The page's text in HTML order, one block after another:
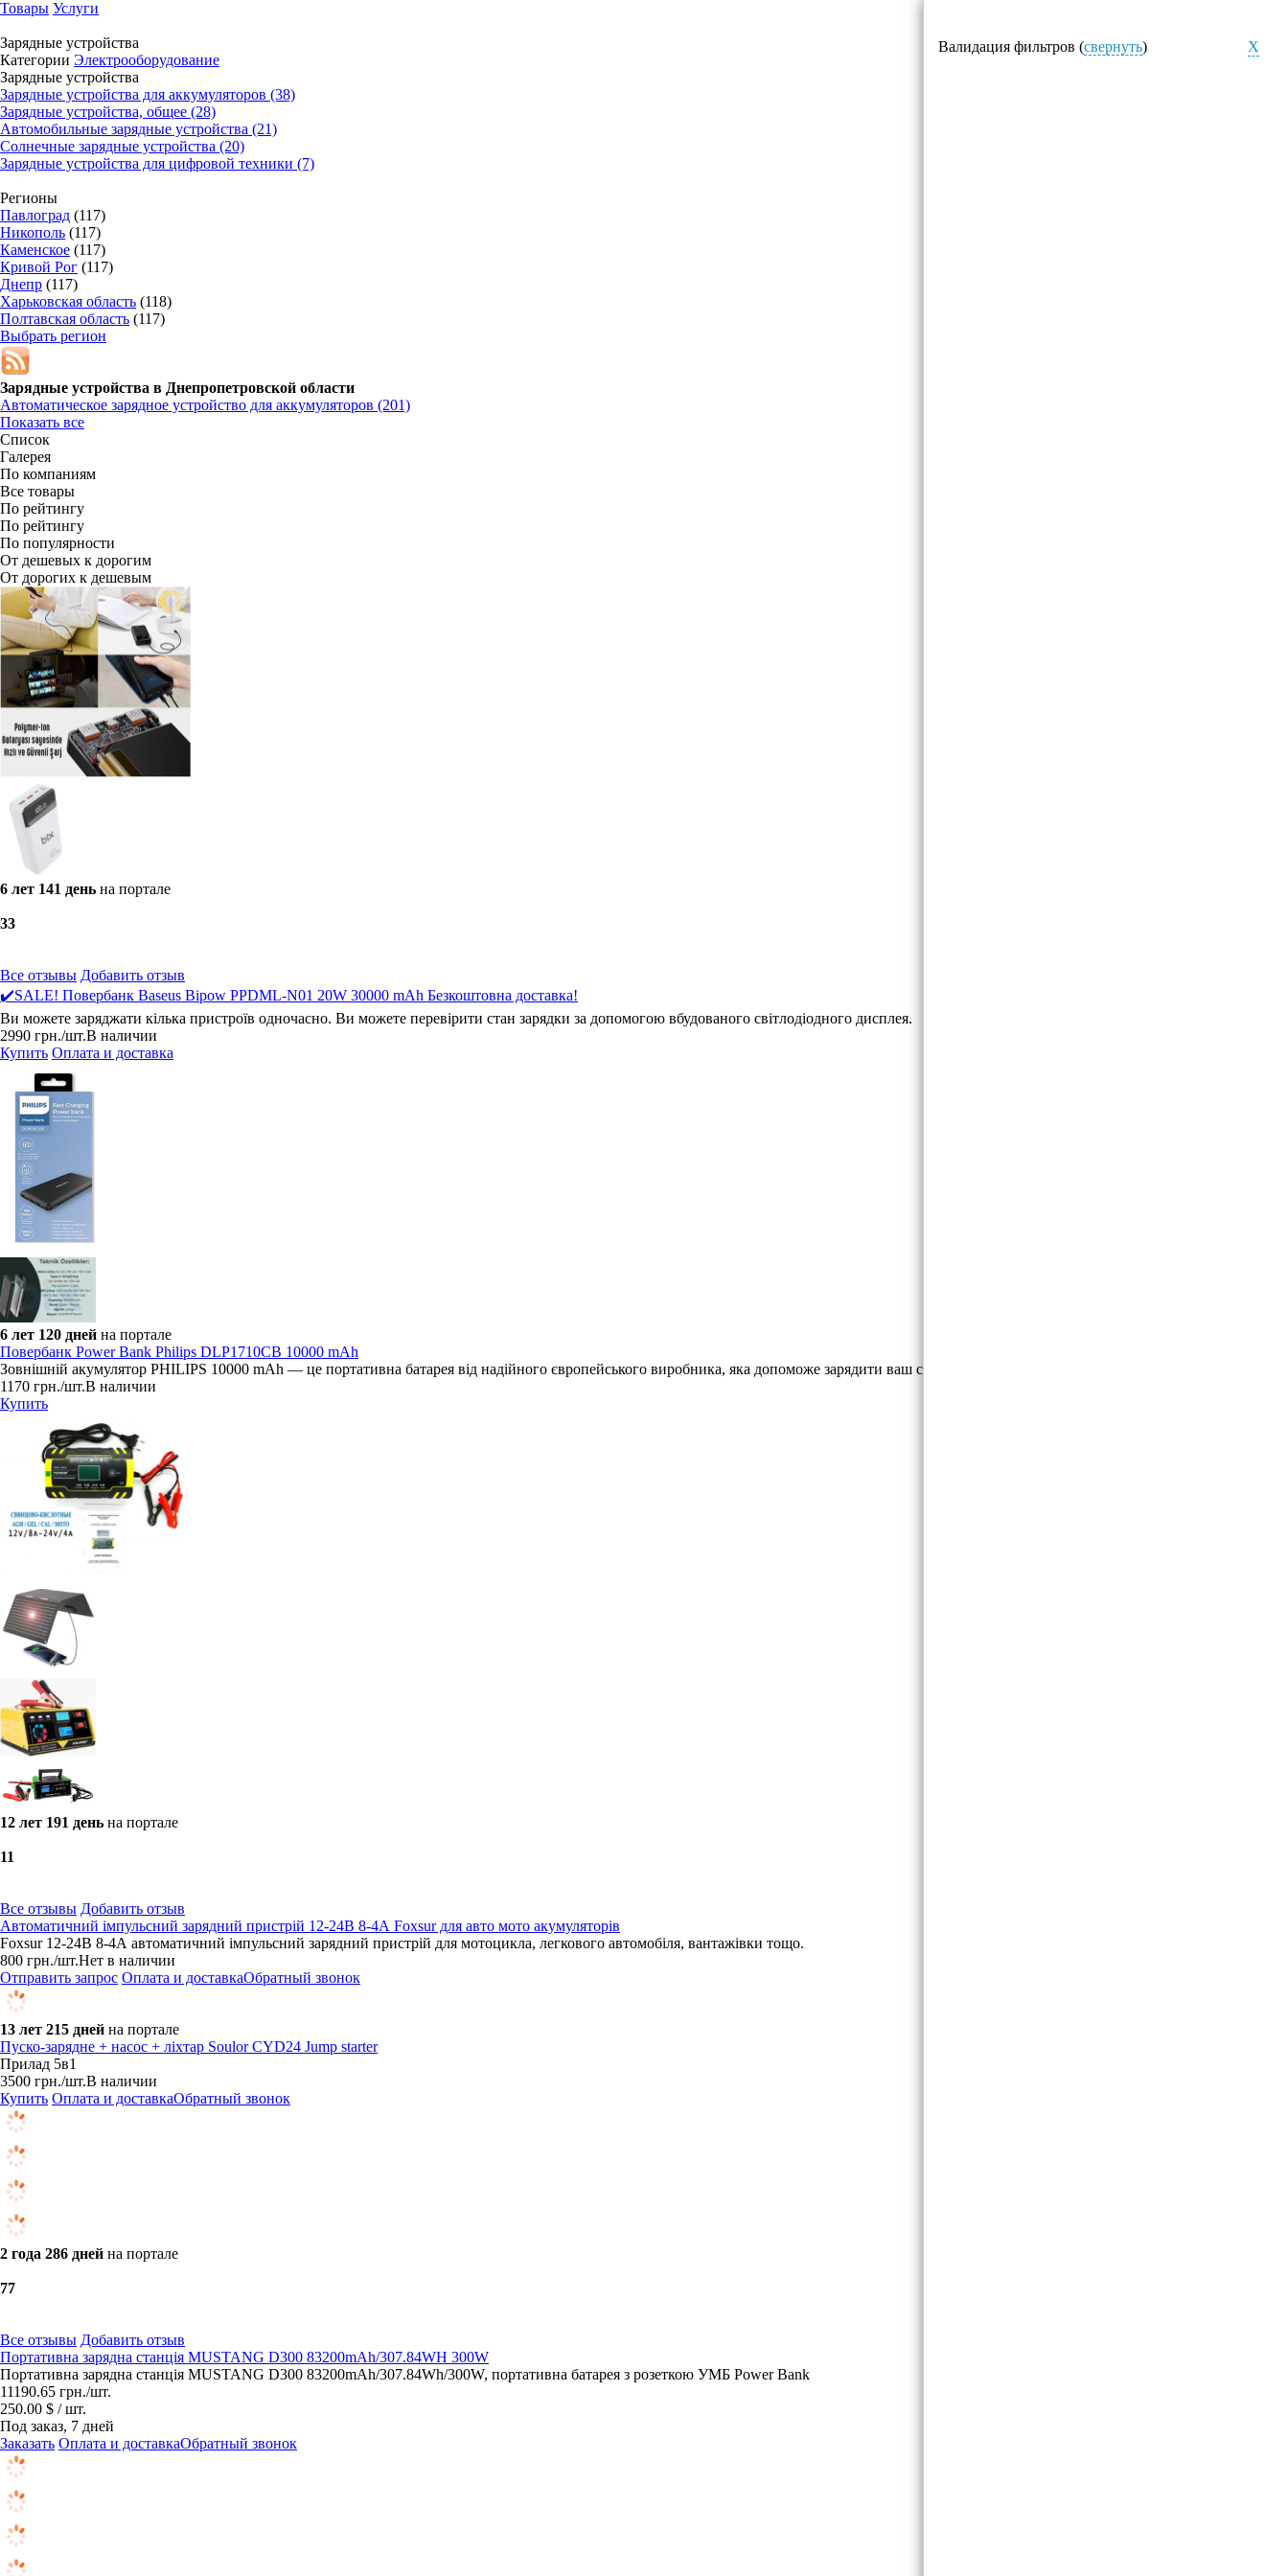
Товары Услуги
Зарядные устройства Валидация фильтров (свернуть)
X
Категории Электрооборудование
Зарядные устройства
Зарядные устройства для аккумуляторов (38)
Зарядные устройства, общее (28)
Автомобильные зарядные устройства (21)
Солнечные зарядные устройства (20)
Зарядные устройства для цифровой техники (7)
Регионы
Павлоград (117)
Никополь (117)
Каменское (117)
Кривой Рог (117)
Днепр (117)
Харьковская область (118)
Полтавская область (117)
Выбрать регион
Зарядные устройства в Днепропетровской области
Автоматическое зарядное устройство для аккумуляторов (201)
Показать все
Список
Галерея
По компаниям
Все товары
По рейтингу
По рейтингу
По популярности
От дешевых к дорогим
От дорогих к дешевым
6 лет 141 день на портале
33
Все отзывы Добавить отзыв
✔️SALE! Повербанк Baseus Bipow PPDML-N01 20W 30000 mAh Безкоштовна доставка!
Ви можете заряджати кілька пристроїв одночасно. Ви можете перевірити стан зарядки за допомогою вбудованого світлодіодного дисплея.
2990 грн./шт.В наличии
Купить Оплата и доставка
6 лет 120 дней на портале
Повербанк Power Bank Philips DLP1710CB 10000 mAh
Зовнішній акумулятор PHILIPS 10000 mAh — це портативна батарея від надійного європейського виробника, яка допоможе зарядити ваш смартфон або планшет
1170 грн./шт.В наличии
Купить
12 лет 191 день на портале
11
Все отзывы Добавить отзыв
Автоматичний імпульсний зарядний пристрій 12-24В 8-4А Foxsur для авто мото акумуляторів
Foxsur 12-24В 8-4А автоматичний імпульсний зарядний пристрій для мотоцикла, легкового автомобіля, вантажівки тощо.
800 грн./шт.Нет в наличии
Отправить запрос Оплата и доставкаОбратный звонок
13 лет 215 дней на портале
Пуско-зарядне + насос + ліхтар Soulor CYD24 Jump starter
Прилад 5в1
3500 грн./шт.В наличии
Купить Оплата и доставкаОбратный звонок
2 года 286 дней на портале
77
Все отзывы Добавить отзыв
Портативна зарядна станція MUSTANG D300 83200mAh/307.84WH 300W
Портативна зарядна станція MUSTANG D300 83200mAh/307.84Wh/300W, портативна батарея з розеткою УМБ Power Bank
11190.65 грн./шт.
250.00 $ / шт.
Под заказ, 7 дней
Заказать Оплата и доставкаОбратный звонок